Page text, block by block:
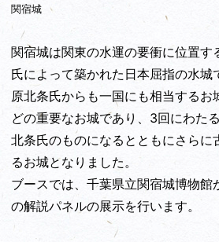
関宿城
関宿城は関東の水運の要衝に位置す
氏によって築かれた日本屈指の水城
原北条氏からも一国にも相当するお
どの重要なお城であり、3回にわた
北条氏のものになるとともにさらに
るお城となりました。
ブースでは、千葉県立関宿城博物館
の解説パネルの展示を行います。